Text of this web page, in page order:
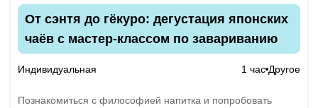
От сэнтя до гёкуро: дегустация японских
чаёв с мастер-классом по завариванию
Индивидуальная 1 час Другое
Познакомиться с философией напитка и попробовать